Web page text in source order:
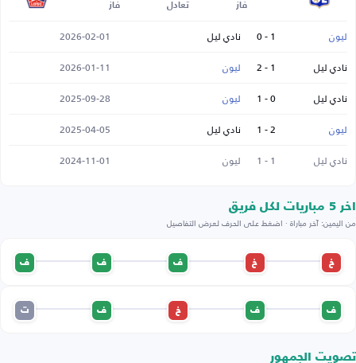
فاز
تعادل
فاز
ليون 1 - 0 نادي ليل
2026-02-01
نادي ليل
1 - 2 ليون
2026-01-11
نادي ليل
0 - 1 ليون
2025-09-28
ليون
2 - 1 نادي ليل
2025-04-05
نادي ليل
1 - 1 ليون 2024-11-01
اخر 5 مباريات لكل فريق
من اليمين: آخر مباراة · اضغط على الحرف لعرض التفاصيل
خ خ ف ف ف
ف ف خ ف ت
تصويت الجمهور